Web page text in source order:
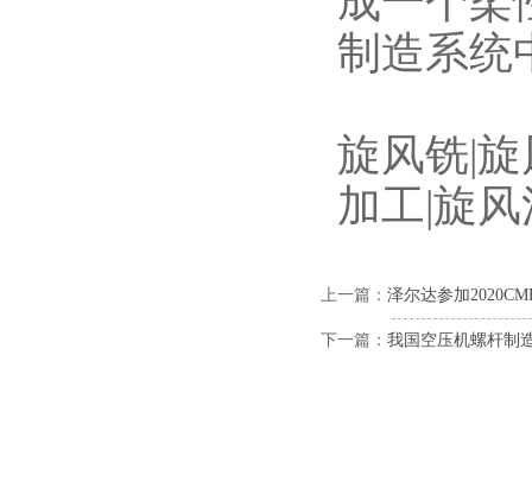
制造系统
旋风铣|
加工|旋
上一篇： 泽尔达参加
下一篇： 我国空压机螺杆制